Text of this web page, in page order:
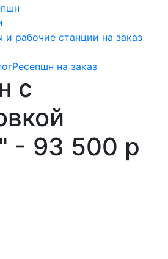
рабочие станции на заказ
Ресепшн на заказ
с
- 93 500 р